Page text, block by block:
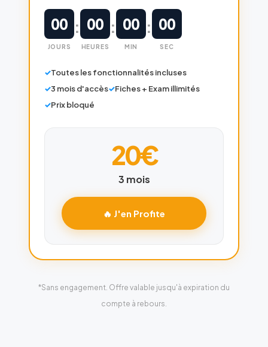
00
JOURS
: 00
HEURES
: 00
MIN
: 00
SEC
Toutes les fonctionnalités incluses
3 mois d'accès
Fiches + Exam illimités
Prix bloqué
20€
3 mois
🔥 J'en Profite
*Sans engagement. Offre valable jusqu'à expiration du
compte à rebours.